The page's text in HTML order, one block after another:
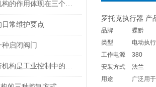
智能电动执行机构的作用体现在三个层面
常维护要点
启闭阀门
调节型电动执行机构是工业控制中的一个重要环节
罗托克执行器 产
品牌 蝶黔
类型
电动执
工作电源
380
安装方式
法兰
用途
广泛用